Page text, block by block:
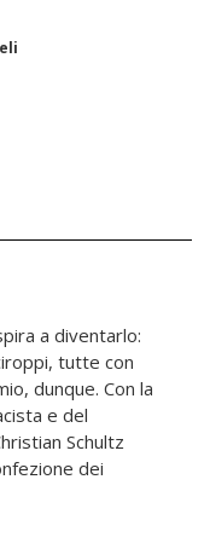
a diventarlo:
tutte con
dunque. Con la
e del
Schultz
dei